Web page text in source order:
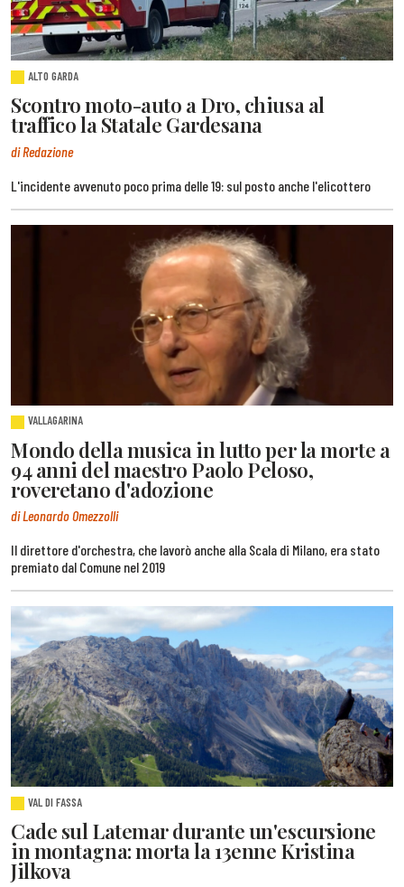
ALTO GARDA
Scontro moto-auto a Dro, chiusa al
traffico la Statale Gardesana
di Redazione
L'incidente avvenuto poco prima delle 19: sul posto anche l'elicottero
VALLAGARINA
Mondo della musica in lutto per la morte a
94 anni del maestro Paolo Peloso,
roveretano d'adozione
di Leonardo Omezzolli
Il direttore d'orchestra, che lavorò anche alla Scala di Milano, era stato
premiato dal Comune nel 2019
VAL DI FASSA
Cade sul Latemar durante un'escursione
in montagna: morta la 13enne Kristina
Jilkova